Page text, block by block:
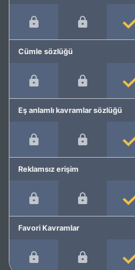
Cümle sözlüğü
Eş anlamlı kavramlar sözlüğü
Reklamsız erişim
Favori Kavramlar